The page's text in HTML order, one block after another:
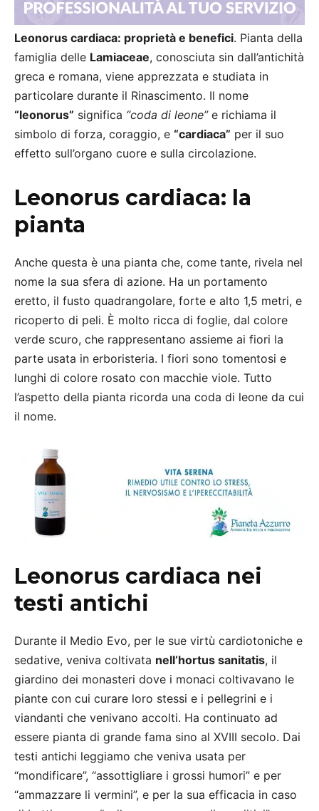
Leonorus cardiaca: proprietà e benefici. Pianta della
famiglia delle Lamiaceae, conosciuta sin dall’antichità
greca e romana, viene apprezzata e studiata in
particolare durante il Rinascimento. Il nome
“leonorus” significa “coda di leone”e richiama il
simbolo di forza, coraggio, e “cardiaca” per il suo
effetto sull’organo cuore e sulla circolazione.
Leonorus cardiaca: la
pianta
Anche questa è una pianta che, come tante, rivela nel
nome la sua sfera di azione. Ha un portamento
eretto, il fusto quadrangolare, forte e alto 1,5 metri, e
ricoperto di peli. È molto ricca di foglie, dal colore
verde scuro, che rappresentano assieme ai fiori la
parte usata in erboristeria. I fiori sono tomentosi e
lunghi di colore rosato con macchie viole. Tutto
l’aspetto della pianta ricorda una coda di leone da cui
il nome.
Leonorus cardiaca nei
testi antichi
Durante il Medio Evo, per le sue virtù cardiotoniche e
sedative, veniva coltivata nell’hortus sanitatis, il
giardino dei monasteri dove i monaci coltivavano le
piante con cui curare loro stessi e i pellegrini e i
viandanti che venivano accolti. Ha continuato ad
essere pianta di grande fama sino al XVIII secolo. Dai
testi antichi leggiamo che veniva usata per
“mondificare”, “assottigliare i grossi humori” e per
“ammazzare li vermini”, e per la sua efficacia in caso